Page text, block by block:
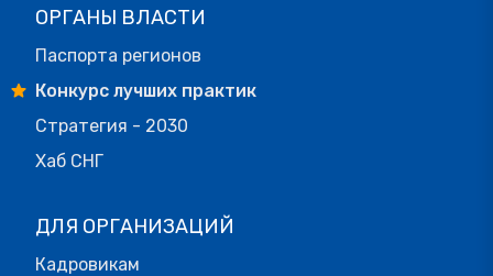
ОРГАНЫ ВЛАСТИ
Паспорта регионов
Конкурс лучших практик
Стратегия - 2030
Хаб СНГ
ДЛЯ ОРГАНИЗАЦИЙ
Кадровикам